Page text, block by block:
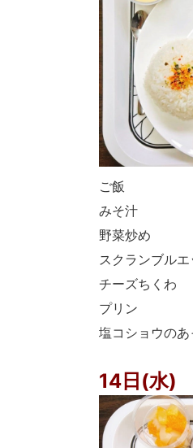
ご飯
みそ汁
野菜炒め
スクランブル
チーズちくわ
プリン
塩コショウの
14日(水)